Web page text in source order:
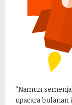
“Namun
upacara